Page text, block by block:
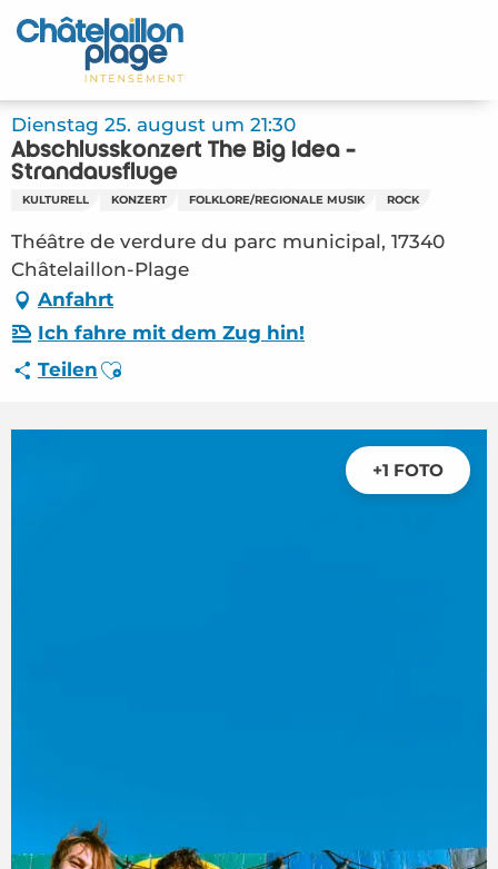
Aller
au
principal
Startseite - DE
Entdecken Sie
Aktivitäten
Treffpunkt
Ihr Aufenthalt - DE
FMA – Abschlusskonzert The Big Idea –
Dienstag 25. august um 21:30
Abschlusskonzert The Big Idea -
Strandausflüge
KULTURELL KONZERT FOLKLORE/REGIONALE MUSIK ROCK
Théâtre de verdure du parc municipal, 17340
Châtelaillon-Plage
Anfahrt
Ich fahre mit dem Zug hin!
Teilen Ajouter aux favoris
+1 FOTO